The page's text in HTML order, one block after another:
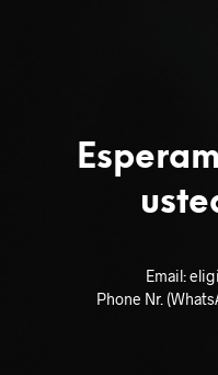
Email:
Phone Nr.